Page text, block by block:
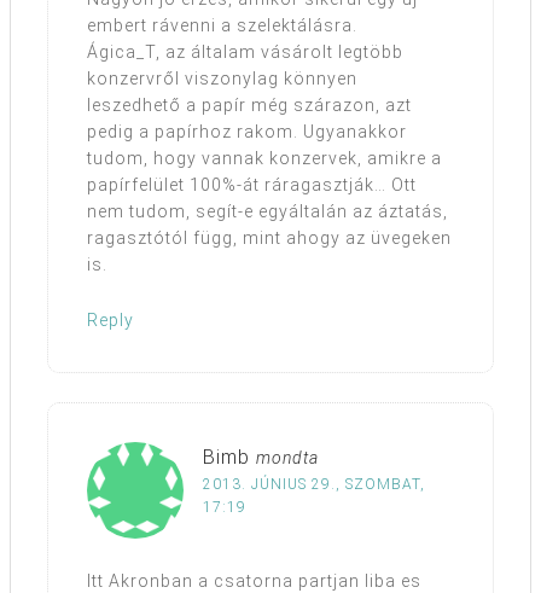
embert rávenni a szelektálásra.
Ágica_T, az általam vásárolt legtöbb
konzervről viszonylag könnyen
leszedhető a papír még szárazon, azt
pedig a papírhoz rakom. Ugyanakkor
tudom, hogy vannak konzervek, amikre a
papírfelület 100%-át ráragasztják… Ott
nem tudom, segít-e egyáltalán az áztatás,
ragasztótól függ, mint ahogy az üvegeken
is.
Reply
Bimb mondta
2013. JÚNIUS 29., SZOMBAT,
17:19
Itt Akronban a csatorna partjan liba es